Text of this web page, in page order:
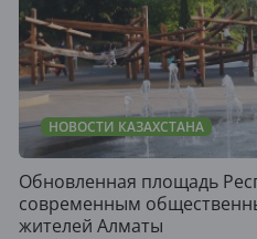
НОВОСТИ КАЗАХСТАНА
Обновленная площадь
современным
жителей Алматы